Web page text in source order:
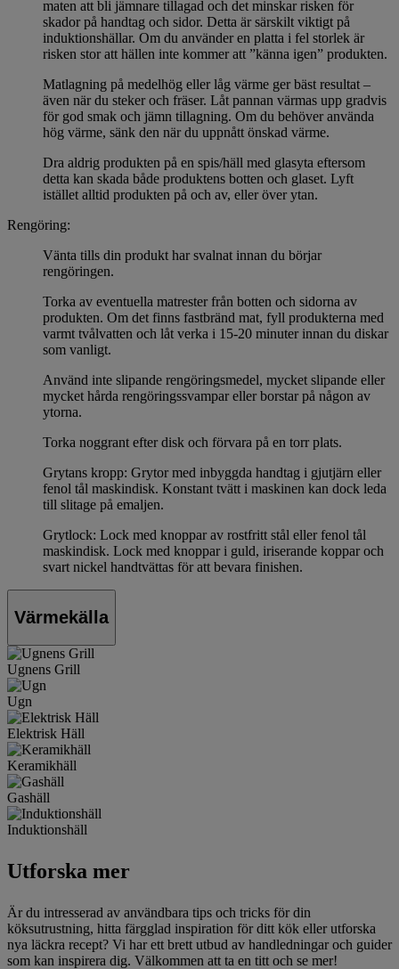
maten att bli jämnare tillagad och det minskar risken för
skador på handtag och sidor. Detta är särskilt viktigt på
induktionshällar. Om du använder en platta i fel storlek är
risken stor att hällen inte kommer att ”känna igen” produkten.
Matlagning på medelhög eller låg värme ger bäst resultat –
även när du steker och fräser. Låt pannan värmas upp gradvis
för god smak och jämn tillagning. Om du behöver använda
hög värme, sänk den när du uppnått önskad värme.
Dra aldrig produkten på en spis/häll med glasyta eftersom
detta kan skada både produktens botten och glaset. Lyft
istället alltid produkten på och av, eller över ytan.
Rengöring:
Vänta tills din produkt har svalnat innan du börjar
rengöringen.
Torka av eventuella matrester från botten och sidorna av
produkten. Om det finns fastbränd mat, fyll produkterna med
varmt tvålvatten och låt verka i 15-20 minuter innan du diskar
som vanligt.
Använd inte slipande rengöringsmedel, mycket slipande eller
mycket hårda rengöringssvampar eller borstar på någon av
ytorna.
Torka noggrant efter disk och förvara på en torr plats.
Grytans kropp: Grytor med inbyggda handtag i gjutjärn eller
fenol tål maskindisk. Konstant tvätt i maskinen kan dock leda
till slitage på emaljen.
Grytlock: Lock med knoppar av rostfritt stål eller fenol tål
maskindisk. Lock med knoppar i guld, iriserande koppar och
svart nickel handtvättas för att bevara finishen.
Värmekälla
Ugnens Grill
Ugn
Elektrisk Häll
Keramikhäll
Gashäll
Induktionshäll
Utforska mer
Är du intresserad av användbara tips och tricks för din
köksutrustning, hitta färgglad inspiration för ditt kök eller utforska
nya läckra recept? Vi har ett brett utbud av handledningar och guider
som kan inspirera dig. Välkommen att ta en titt och se mer!